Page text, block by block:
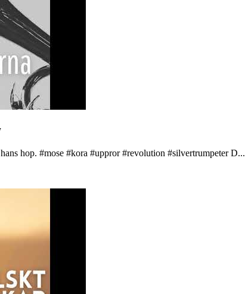
hop. #mose #kora #uppror #revolution #silvertrumpeter D...